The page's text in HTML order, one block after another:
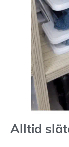
Alltid